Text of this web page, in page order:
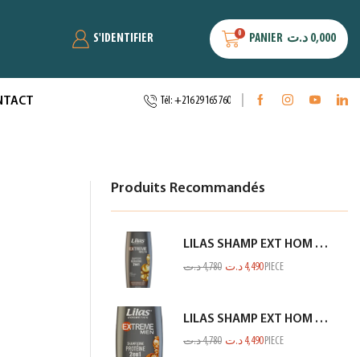
S'IDENTIFIER 0 PANIER 0,000 د.ت
Tél: +216 29 165 760
Produits Recommandés
LILAS SHAMP EXT HOM KERATINE GRIS 350ML
4,780د.ت 4,490 د.ت PIECE
LILAS SHAMP EXT HOM PROTEINE GRIS 350ML
4,780د.ت 4,490 د.ت PIECE